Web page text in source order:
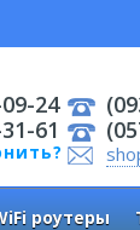
24
61
роутеры